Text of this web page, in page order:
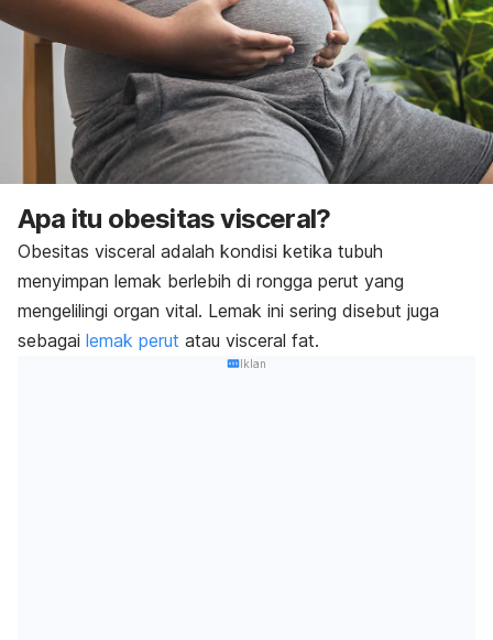
Apa itu obesitas visceral?
Obesitas visceral adalah kondisi ketika tubuh
menyimpan lemak berlebih di rongga perut yang
mengelilingi organ vital. Lemak ini sering disebut juga
sebagai lemak perut atau visceral fat.
Iklan